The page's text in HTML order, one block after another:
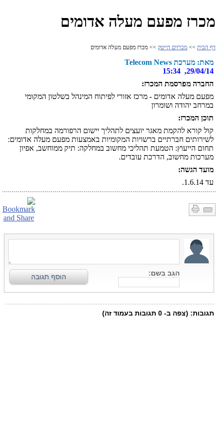
מכרז מפעם מעלה אדומים
דף הבית >> מכרזים הייטק >> מכרז מפעם מעלה אדומים
מאת: מערכת Telecom News
29/04/14, 15:34
החברה מפרסמת המכרז:
מפעם מעלה אדומים - מרכז אזורי לפיתוח המינהל בשלטון המקומי
במרחב יהודה ושומרון
תוכן המכרז:
קול קורא להקמת מאגר יועצים לתהליך יישום הרפורמה במחלקות
לשירותים חברתיים ברשויות המקומיות באמצעות מפעם מעלה אדומים:
תחום הייעוץ: הטמעת תהליכי מחשוב במחלקה: תיק ממוחשב, אפיון
מערכות מחשוב, הדרכת עובדים.
מועד הגשה:
עד 1.6.14.